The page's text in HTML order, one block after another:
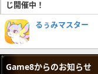
じ開催中！
るぅみマスター
Game8からのお知らせ